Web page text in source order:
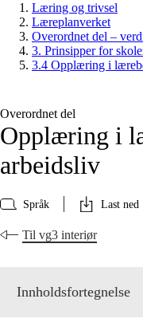
Læring og trivsel
Læreplanverket
Overordnet del –
3. Prinsipper for
3.4 Opplæring i
Overordnet del
Opplæring i
arbeidsliv
Språk Last ned
Til vg3 interiør
Innholdsfortegnelse